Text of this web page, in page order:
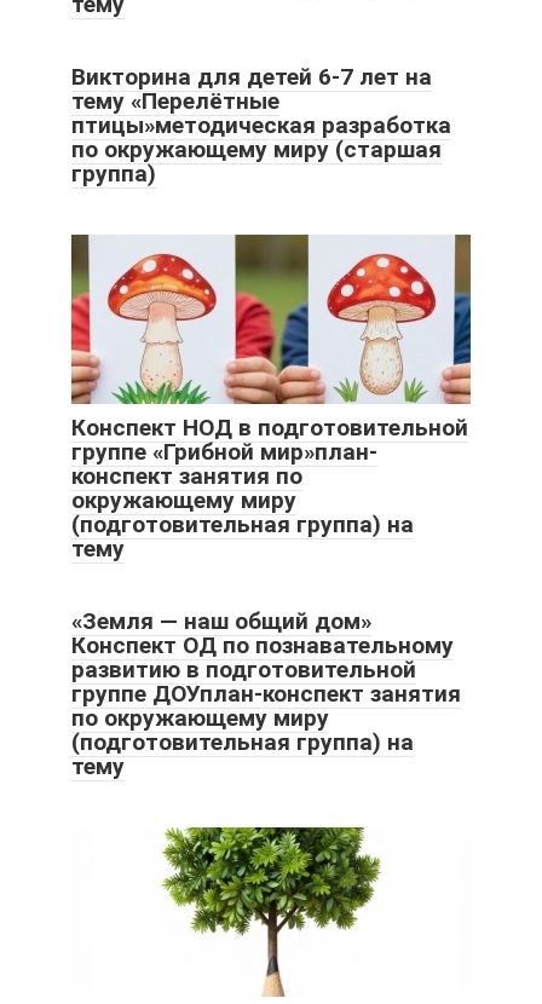
Викторина для детей 6-7 лет на
тему «Перелётные
птицы»методическая разработка
по окружающему миру (старшая
группа)
Конспект НОД в подготовительной
группе «Грибной мир»план-
конспект занятия по
окружающему миру
(подготовительная группа) на
тему
«Земля — наш общий дом»
Конспект ОД по познавательному
развитию в подготовительной
группе ДОУплан-конспект занятия
по окружающему миру
(подготовительная группа) на
тему